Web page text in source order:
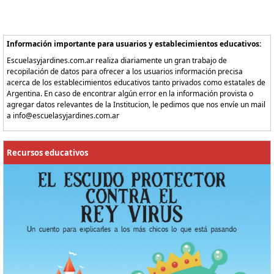
Información importante para usuarios y establecimientos educativos:
Escuelasyjardines.com.ar realiza diariamente un gran trabajo de
recopilación de datos para ofrecer a los usuarios información precisa
acerca de los establecimientos educativos tanto privados como estatales de
Argentina. En caso de encontrar algún error en la información provista o
agregar datos relevantes de la Institucion, le pedimos que nos envíe un mail
a info@escuelasyjardines.com.ar
Recursos educativos